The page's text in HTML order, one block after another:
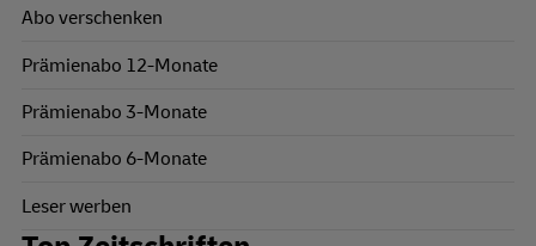
Abo verschenken
Prämienabo 12-Monate
Prämienabo 3-Monate
Prämienabo 6-Monate
Leser werben